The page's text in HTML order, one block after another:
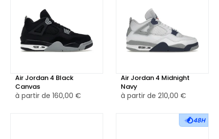
Air Jordan 4 Black
Canvas
à partir de 160,00 €
Air Jordan 4 Midnight
Navy
à partir de 210,00 €
48H